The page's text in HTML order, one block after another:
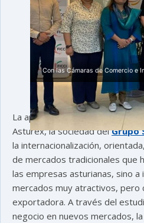
Con las Cámaras de Comercio e
La apuesta por este mercado
Asturex, la sociedad delGrupo
la internacionalización,
de mercados tradicionales que
las empresas asturianas, sino
mercados muy atractivos, pero
exportadora. A través del
negocio en nuevos mercados,